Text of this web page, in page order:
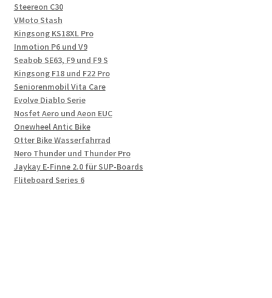
Steereon C30
VMoto Stash
Kingsong KS18XL Pro
Inmotion P6 und V9
Seabob SE63, F9 und F9 S
Kingsong F18 und F22 Pro
Seniorenmobil Vita Care
Evolve Diablo Serie
Nosfet Aero und Aeon EUC
Onewheel Antic Bike
Otter Bike Wasserfahrrad
Nero Thunder und Thunder Pro
Jaykay E-Finne 2.0 für SUP-Boards
Fliteboard Series 6